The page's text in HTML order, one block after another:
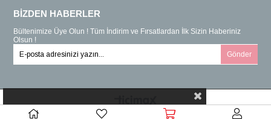
BİZDEN HABERLER
Bültenimize Üye Olun ! Tüm İndirim ve Fırsatlardan İlk Sizin Haberiniz
Olsun !
Gönder